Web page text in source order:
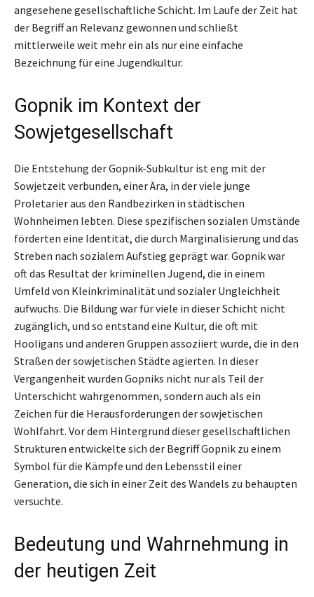
angesehene gesellschaftliche Schicht. Im Laufe der Zeit hat
der Begriff an Relevanz gewonnen und schließt
mittlerweile weit mehr ein als nur eine einfache
Bezeichnung für eine Jugendkultur.
Gopnik im Kontext der
Sowjetgesellschaft
Die Entstehung der Gopnik-Subkultur ist eng mit der
Sowjetzeit verbunden, einer Ära, in der viele junge
Proletarier aus den Randbezirken in städtischen
Wohnheimen lebten. Diese spezifischen sozialen Umstände
förderten eine Identität, die durch Marginalisierung und das
Streben nach sozialem Aufstieg geprägt war. Gopnik war
oft das Resultat der kriminellen Jugend, die in einem
Umfeld von Kleinkriminalität und sozialer Ungleichheit
aufwuchs. Die Bildung war für viele in dieser Schicht nicht
zugänglich, und so entstand eine Kultur, die oft mit
Hooligans und anderen Gruppen assoziiert wurde, die in den
Straßen der sowjetischen Städte agierten. In dieser
Vergangenheit wurden Gopniks nicht nur als Teil der
Unterschicht wahrgenommen, sondern auch als ein
Zeichen für die Herausforderungen der sowjetischen
Wohlfahrt. Vor dem Hintergrund dieser gesellschaftlichen
Strukturen entwickelte sich der Begriff Gopnik zu einem
Symbol für die Kämpfe und den Lebensstil einer
Generation, die sich in einer Zeit des Wandels zu behaupten
versuchte.
Bedeutung und Wahrnehmung in
der heutigen Zeit